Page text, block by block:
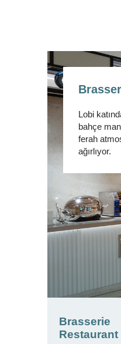
Brasserie
Restaurant
Lobi
bahçe
ferah
ağırlıyor.